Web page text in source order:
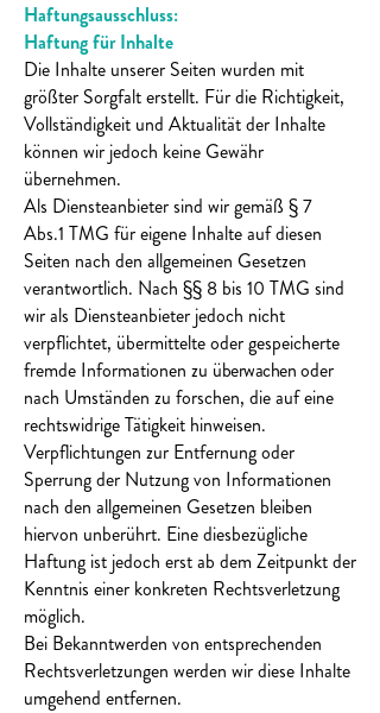
Haftungsausschluss:
Haftung für Inhalte
Die Inhalte unserer Seiten wurden mit
größter Sorgfalt erstellt. Für die Richtigkeit,
Vollständigkeit und Aktualität der Inhalte
können wir jedoch keine Gewähr
übernehmen.
Als Diensteanbieter sind wir gemäß § 7
Abs.1 TMG für eigene Inhalte auf diesen
Seiten nach den allgemeinen Gesetzen
verantwortlich. Nach §§ 8 bis 10 TMG sind
wir als Diensteanbieter jedoch nicht
verpflichtet, übermittelte oder gespeicherte
fremde Informationen zu überwachenoder
nach Umständen zu forschen, die auf eine
rechtswidrige Tätigkeit hinweisen.
Verpflichtungen zur Entfernung oder
Sperrung der Nutzung von Informationen
nach den allgemeinen Gesetzen bleiben
hiervon unberührt. Eine diesbezügliche
Haftung ist jedoch erst ab dem Zeitpunkt der
Kenntnis einer konkreten Rechtsverletzung
möglich.
Bei Bekanntwerden von entsprechenden
Rechtsverletzungen werden wir diese Inhalte
umgehend entfernen.